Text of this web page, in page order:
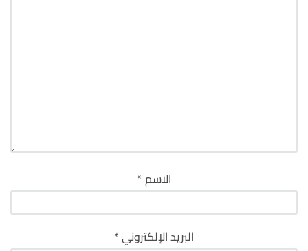
الاسم*
البريد الإلكتروني*